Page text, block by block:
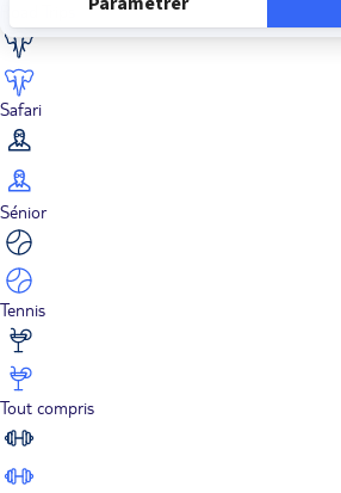
Safari
Sénior
Tennis
Tout compris